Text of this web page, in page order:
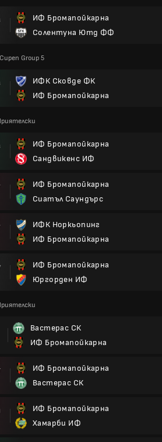
ИФ Бромапойкарна
Солентуна Ютд ФФ
Group 5
ИФК Сковде ФК
ИФ Бромапойкарна
ИФ Бромапойкарна
Сандвикенс ИФ
ИФ Бромапойкарна
Сиатъл Саундърс
ИФК Норкьопинг
ИФ Бромапойкарна
ИФ Бромапойкарна
Юргорден ИФ
Вастерас СК
ИФ Бромапойкарна
ИФ Бромапойкарна
Вастерас СК
ИФ Бромапойкарна
Хамарби ИФ